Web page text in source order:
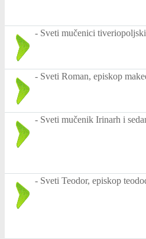
- Sveti mučenici
- Sveti Roman, episkop
- Sveti mučenik Irinarh i
- Sveti Teodor, episkop